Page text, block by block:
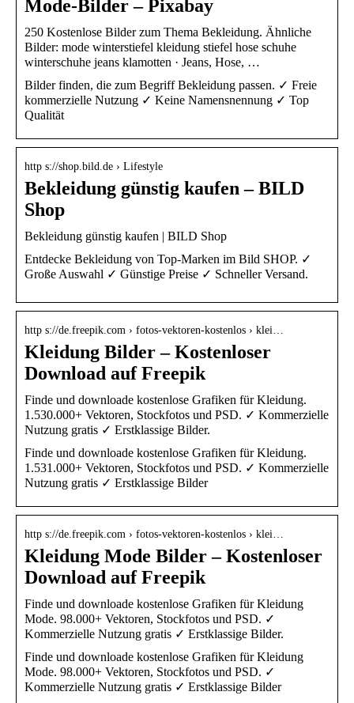
Mode-Bilder – Pixabay
250 Kostenlose Bilder zum Thema Bekleidung. Ähnliche
Bilder: mode winterstiefel kleidung stiefel hose schuhe
winterschuhe jeans klamotten · Jeans, Hose, …
Bilder finden, die zum Begriff Bekleidung passen. ✓ Freie
kommerzielle Nutzung ✓ Keine Namensnennung ✓ Top
Qualität
http s://shop.bild.de › Lifestyle
Bekleidung günstig kaufen – BILD
Shop
Bekleidung günstig kaufen | BILD Shop
Entdecke Bekleidung von Top-Marken im Bild SHOP. ✓
Große Auswahl ✓ Günstige Preise ✓ Schneller Versand.
http s://de.freepik.com › fotos-vektoren-kostenlos › klei…
Kleidung Bilder – Kostenloser
Download auf Freepik
Finde und downloade kostenlose Grafiken für Kleidung.
1.530.000+ Vektoren, Stockfotos und PSD. ✓ Kommerzielle
Nutzung gratis ✓ Erstklassige Bilder.
Finde und downloade kostenlose Grafiken für Kleidung.
1.531.000+ Vektoren, Stockfotos und PSD. ✓ Kommerzielle
Nutzung gratis ✓ Erstklassige Bilder
http s://de.freepik.com › fotos-vektoren-kostenlos › klei…
Kleidung Mode Bilder – Kostenloser
Download auf Freepik
Finde und downloade kostenlose Grafiken für Kleidung
Mode. 98.000+ Vektoren, Stockfotos und PSD. ✓
Kommerzielle Nutzung gratis ✓ Erstklassige Bilder.
Finde und downloade kostenlose Grafiken für Kleidung
Mode. 98.000+ Vektoren, Stockfotos und PSD. ✓
Kommerzielle Nutzung gratis ✓ Erstklassige Bilder